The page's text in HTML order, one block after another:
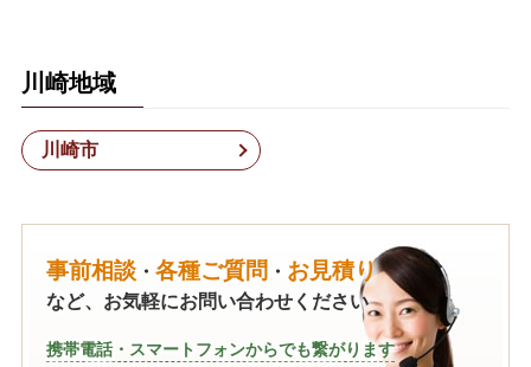
川崎地域
川崎市
事前相談 ・ 各種ご質問 ・ お見積り
など、お気軽にお問い合わせください
携帯電話・スマートフォンからでも繋がります